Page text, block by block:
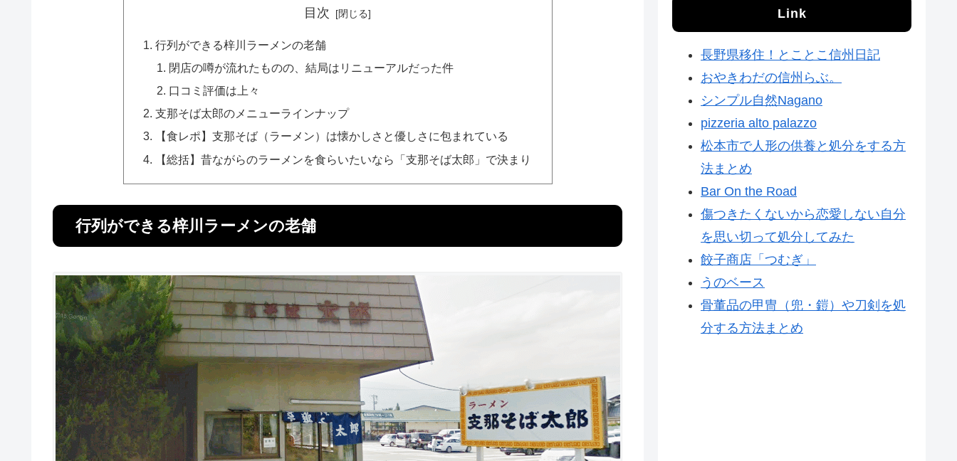
目次
行列ができる梓川ラーメンの老舗
閉店の噂が流れたものの、結局はリニューアルだった件
口コミ評価は上々
支那そば太郎のメニューラインナップ
【食レポ】支那そば（ラーメン）は懐かしさと優しさに包まれている
【総括】昔ながらのラーメンを食らいたいなら「支那そば太郎」で決まり
行列ができる梓川ラーメンの老舗
Link
長野県移住！とことこ信州日記
おやきわだの信州らぶ。
シンプル自然Nagano
pizzeria alto palazzo
松本市で人形の供養と処分をする方
法まとめ
Bar On the Road
傷つきたくないから恋愛しない自分
を思い切って処分してみた
餃子商店「つむぎ」
うのベース
骨董品の甲冑（兜・鎧）や刀剣を処
分する方法まとめ